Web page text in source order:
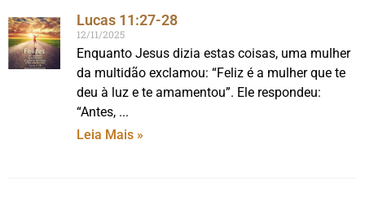
Lucas 11:27-28
12/11/2025
Enquanto Jesus dizia estas coisas, uma mulher
da multidão exclamou: “Feliz é a mulher que te
deu à luz e te amamentou”. Ele respondeu:
“Antes,
Leia Mais »